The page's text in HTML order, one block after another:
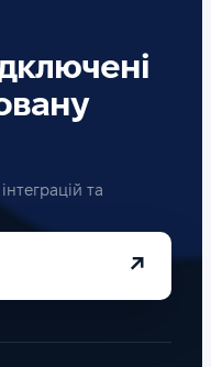
та
↗